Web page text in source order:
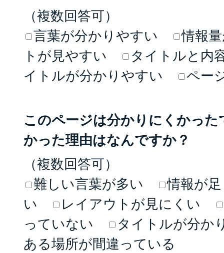
（複数回答可）
言葉が分かりやすい
情報
トが見やすい
タイトルと内
イトルが分かりやすい
ペー
このページは分かりにくかっ
かった理由はなんですか？
（複数回答可）
難しい言葉が多い
情報が
い
レイアウトが見にくい
っていない
タイトルが分か
ある場所が間違っている